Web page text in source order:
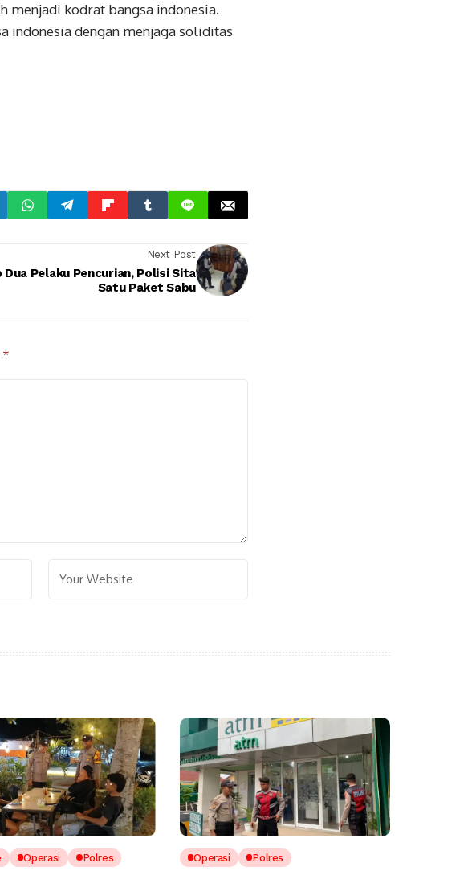
menjadi kodrat bangsa indonesia.
indonesia dengan menjaga soliditas
Next Post
Dua Pelaku Pencurian, Polisi Sita
Satu Paket Sabu
*
Operasi Polres Operasi Polres